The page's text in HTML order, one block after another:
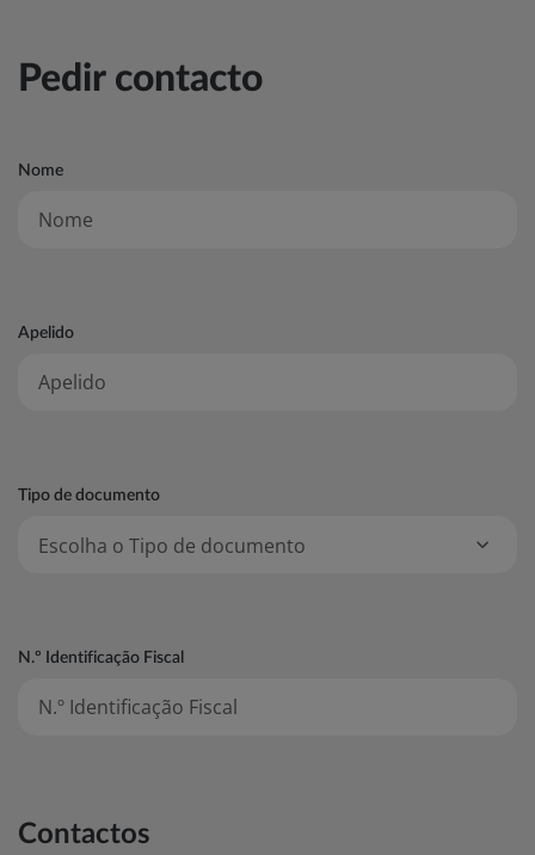
Pedir contacto
Nome
Apelido
Tipo de documento
Nr. Identificação Fiscal Especial
N.º Identificação Fiscal
Contactos